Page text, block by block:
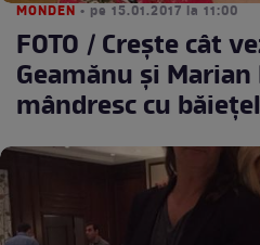
MONDEN • pe 15.01.2017 la 11:00
FOTO / Creşte cât
Geamănu şi
mândresc cu